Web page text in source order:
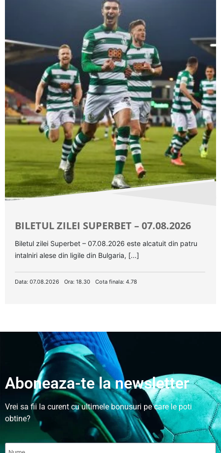
BILETUL ZILEI SUPERBET – 07.08.2026
Biletul zilei Superbet – 07.08.2026 este alcatuit din patru
intalniri alese din ligile din Bulgaria, [...]
Data: 07.08.2026 Ora: 18.30 Cota finala: 4.78
Aboneaza-te la newsletter
Vrei sa fii la curent cu ultimele bonusuri pe care le poti
obtine?